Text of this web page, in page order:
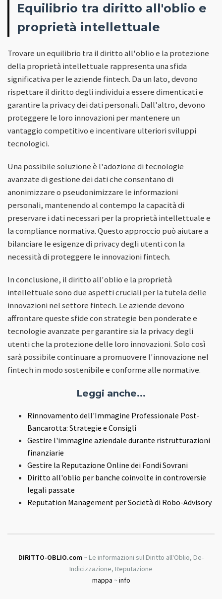
Equilibrio tra diritto all'oblio e
proprietà intellettuale
Trovare un equilibrio tra il diritto all'oblio e la protezione
della proprietà intellettuale rappresenta una sfida
significativa per le aziende fintech. Da un lato, devono
rispettare il diritto degli individui a essere dimenticati e
garantire la privacy dei dati personali. Dall'altro, devono
proteggere le loro innovazioni per mantenere un
vantaggio competitivo e incentivare ulteriori sviluppi
tecnologici.
Una possibile soluzione è l'adozione di tecnologie
avanzate di gestione dei dati che consentano di
anonimizzare o pseudonimizzare le informazioni
personali, mantenendo al contempo la capacità di
preservare i dati necessari per la proprietà intellettuale e
la compliance normativa. Questo approccio può aiutare a
bilanciare le esigenze di privacy degli utenti con la
necessità di proteggere le innovazioni fintech.
In conclusione, il diritto all'oblio e la proprietà
intellettuale sono due aspetti cruciali per la tutela delle
innovazioni nel settore fintech. Le aziende devono
affrontare queste sfide con strategie ben ponderate e
tecnologie avanzate per garantire sia la privacy degli
utenti che la protezione delle loro innovazioni. Solo così
sarà possibile continuare a promuovere l'innovazione nel
fintech in modo sostenibile e conforme alle normative.
Leggi anche...
Rinnovamento dell'Immagine Professionale Post-
Bancarotta: Strategie e Consigli
Gestire l'immagine aziendale durante ristrutturazioni
finanziarie
Gestire la Reputazione Online dei Fondi Sovrani
Diritto all'oblio per banche coinvolte in controversie
legali passate
Reputation Management per Società di Robo-Advisory
DIRITTO-OBLIO.com ~ Le informazioni sul Diritto all'Oblio, De-
Indicizzazione, Reputazione
mappa ~info